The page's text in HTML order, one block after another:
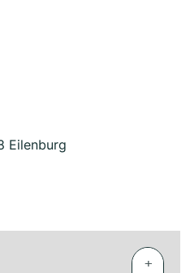
Eilenburg
+